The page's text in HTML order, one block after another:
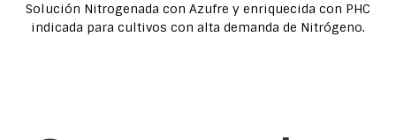
Solución Nitrogenada con Azufre y enriquecida con PHC
indicada para cultivos con alta demanda de Nitrógeno.